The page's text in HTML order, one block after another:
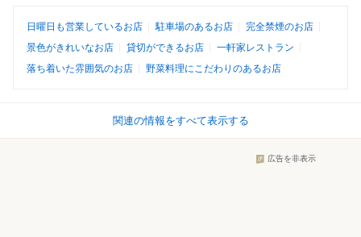
日曜日も営業しているお店 駐車場のあるお店
完全禁煙のお店
景色がきれいなお店
貸切ができるお店
一軒家レストラン
落ち着いた雰囲気のお店
野菜料理にこだわりのあるお店
関連の情報をすべて表示する
広告を非表示